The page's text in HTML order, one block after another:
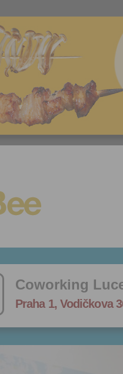
Coworking
Praha 1, Vodičkova